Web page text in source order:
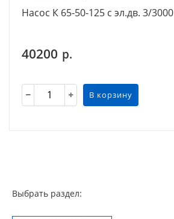
Насос К 65-50-125 с эл.дв. 3/3000
40200 р.
В корзину
Выбрать раздел: